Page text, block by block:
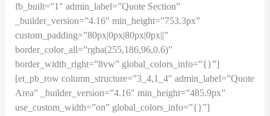
fb_built=”1″ admin_label=”Quote Section”
_builder_version=”4.16″ min_height=”753.3px”
custom_padding=”80px|0px|80px|0px||”
border_color_all=”rgba(255,186,96,0.6)”
border_width_right=”8vw” global_colors_info=”{}”]
[et_pb_row column_structure=”3_4,1_4″ admin_label=”Quote
Area” _builder_version=”4.16″ min_height=”485.9px”
use_custom_width=”on” global_colors_info=”{}”]